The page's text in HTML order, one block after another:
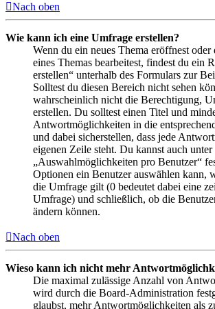
Nach oben
Wie kann ich eine Umfrage erstellen?
Wenn du ein neues Thema eröffnest oder
eines Themas bearbeitest, findest du ein
erstellen“ unterhalb des Formulars zur
Solltest du diesen Bereich nicht sehen
wahrscheinlich nicht die Berechtigung,
erstellen. Du solltest einen Titel und
Antwortmöglichkeiten in die
und dabei sicherstellen, dass jede
eigenen Zeile steht. Du kannst auch unter
„Auswahlmöglichkeiten pro Benutzer“
Optionen ein Benutzer auswählen kann,
die Umfrage gilt (0 bedeutet dabei eine
Umfrage) und schließlich, ob die
ändern können.
Nach oben
Wieso kann ich nicht mehr
Die maximal zulässige Anzahl von
wird durch die Board-Administration
glaubst, mehr Antwortmöglichkeiten als